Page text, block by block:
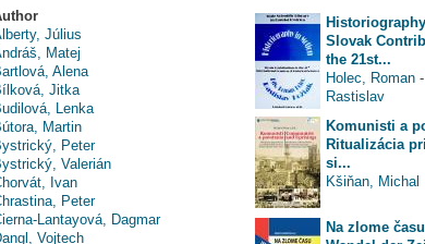
Július
Matej
Alena
Jitka
Lenka
Martin
Peter
Valerián
Ivan
Peter
Lantayová, Dagmar
Vojtech
Slovak
the 21st...
Holec, Roman -
Rastislav
Komunisti a
Ritualizácia
si...
Kšiňan, Michal
Na zlome